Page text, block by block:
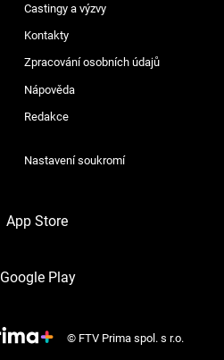
Castingy a výzvy
Kontakty
Zpracování osobních údajů
Nápověda
Redakce
Nastavení soukromí
App Store
Google Play
© FTV Prima spol. s r.o.